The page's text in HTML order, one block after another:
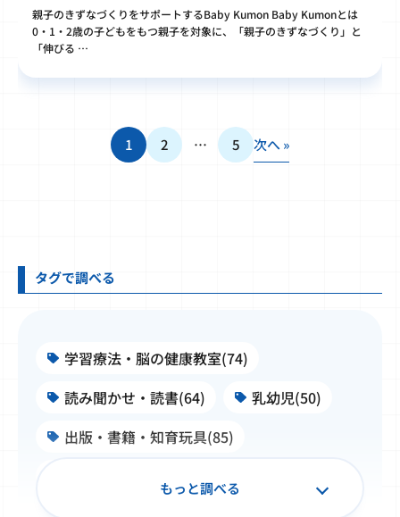
親子のきずなづくりをサポートするBaby Kumon Baby Kumonとは
0・1・2歳の子どもをもつ親子を対象に、「親子のきずなづくり」と
「伸びる …
1 2 … 5 次へ »
タグで調べる
学習療法・脳の健康教室(74)
読み聞かせ・読書(64)
乳幼児(50)
出版・書籍・知育玩具(85)
もっと調べる